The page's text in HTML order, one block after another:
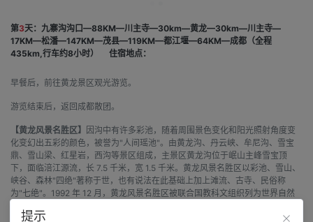
第3天：九寨沟沟口—88KM—川主寺—30km—黄龙—30km—川主寺—
17KM—松潘—147KM—茂县—119KM—都江堰—64KM—成都（全程
435km,行车约8小时）
住宿地点：
早餐后，前往黄龙景区观光游览。
游览结束后，返回成都散团。
【黄龙风景名胜区】
因沟中有许多彩池，随着周围景色变化和阳光照射角度变
化变幻出五彩的颜色，被誉为"人间瑶池"。由黄龙沟、丹云峡、牟尼沟、雪宝
鼎、雪山梁、红星岩，西沟等景区组成，主景区黄龙沟位于岷山主峰雪宝顶
下，面临涪江源流，长 7.5 千米，宽 1.5 千米。黄龙风景名胜区以彩池、雪山、
峡谷、森林"四绝"著称于世，也有说法在此基础上加上滩流、古寺、民俗称
为"七绝"。1992 年 12 月，黄龙风景名胜区被联合国教科文组织列为世界自然
提示